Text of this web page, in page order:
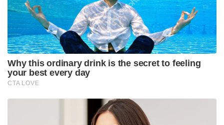
Why this ordinary drink is the secret to feeling
your best every day
CTA LOVE